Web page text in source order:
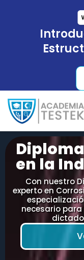
en la
Con nuestro
experto en
necesario
dictado